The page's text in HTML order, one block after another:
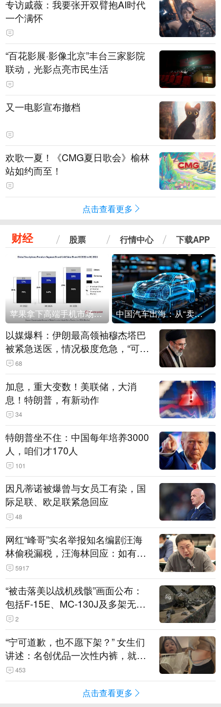
专访戚薇：我要张开双臂抱AI时代
一个满怀
“百花影展·影像北京”丰台三家影院
联动，光影点亮市民生活
又一电影宣布撤档
欢歌一夏！《CMG夏日歌会》榆林
站如约而至！
点击查看更多
财经 股票 行情中心 下载APP
苹果拿下高端手机市场65%的份额：iPhone 17系列功不可没 中国汽车出海：从“卖出去”到“走进去”
以媒爆料：伊朗最高领袖穆杰塔巴
被紧急送医，情况极度危急，“可能
随时会死去”
68
加息，重大变数！美联储，大消
息！特朗普，有新动作
34
特朗普坐不住：中国每年培养3000
人，咱们才170人
101
因凡蒂诺被爆曾与女员工有染，国
际足联、欧足联紧急回应
48
网红“峰哥”实名举报知名编剧汪海
林偷税漏税，汪海林回应：如有违
法行为，相关机构自会进行评判和
处理
5917
“被击落美以战机残骸”画面公布：
包括F-15E、MC-130J及多架无人
机 2
“宁可道歉，也不愿下架？” 女生们
讲述：名创优品一次性内裤，就
是“一次性社死”单品？
453
点击查看更多